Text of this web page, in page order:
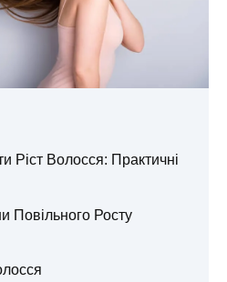
Ріст Волосся: Практичні
Повільного Росту